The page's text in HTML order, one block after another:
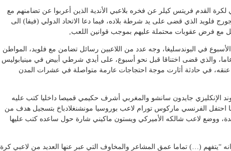
لكرة القدم فريتس كيلر عن فخره بلاعبي الأندية الذين أعربوا عن تضامنهم مع
فلويد الذي قضى على يد شرطة بلاده، فيما دعا الاتحاد الدولي (فيفا) الى
مع فرض عقوبات محتملة عليهم بموجب قوانين اللعب,
في البوندسليغا، وجه عدد من اللاعبين رسائل تضامن مع فلويد، المواطن
البالغ من العمر 46 عاما، والذي قضى اختناقا قبل نحو أسبوع، على أيدي شرطي أبيض في مينيابوليس
في حادثة أثارت موجة احتجاجات عارمة متواصلة في عشرات المدن
الإنكليزي جايدون سانشو والمغربي أشرف حكيمي قميصا داخليا كتب عليه
احتفل الفرنسي ماركوس تورام لاعب بوروسيا مونشنغلادباخ بتسجيل هدف من
ووضع لاعب شالكه الأميركي ويستون ماكيني شارة حول ساعده كتب عليها
انه “يتفهم (…) تماما عمق المشاعر والمخاوف التي عبر عنها العديد من لاعبي كرة